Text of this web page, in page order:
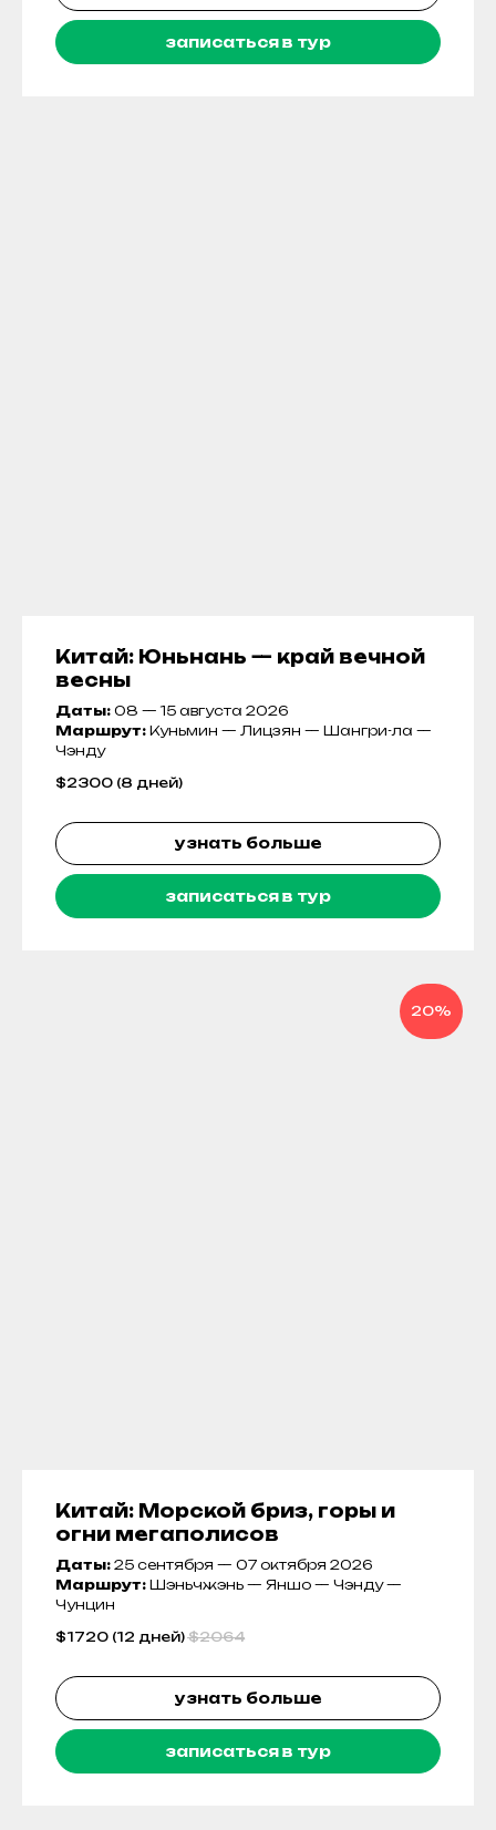
записаться в тур
Китай: Юньнань — край вечной
весны
Даты: 08 — 15 августа 2026
Маршрут: Куньмин — Лицзян — Шангри-ла —
Чэнду
$2300 (8 дней)
узнать больше
записаться в тур
20%
Китай: Морской бриз, горы и
огни мегаполисов
Даты: 25 сентября — 07 октября 2026
Маршрут: Шэньчжэнь — Яншо — Чэнду —
Чунцин
$1720 (12 дней) $2064
узнать больше
записаться в тур